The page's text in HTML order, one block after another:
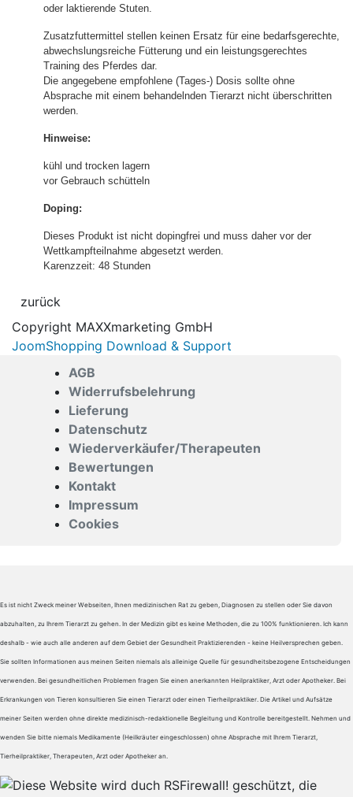
oder laktierende Stuten.
Zusatzfuttermittel stellen keinen Ersatz für eine bedarfsgerechte,
abwechslungsreiche Fütterung und ein leistungsgerechtes
Training des Pferdes dar.
Die angegebene empfohlene (Tages-) Dosis sollte ohne
Absprache mit einem behandelnden Tierarzt nicht überschritten
werden.
Hinweise:
kühl und trocken lagern
vor Gebrauch schütteln
Doping:
Dieses Produkt ist nicht dopingfrei und muss daher vor der
Wettkampfteilnahme abgesetzt werden.
Karenzzeit: 48 Stunden
Copyright MAXXmarketing GmbH
JoomShopping Download & Support
AGB
Widerrufsbelehrung
Lieferung
Datenschutz
Wiederverkäufer/Therapeuten
Bewertungen
Kontakt
Impressum
Cookies
Es ist nicht Zweck meiner Webseiten, Ihnen medizinischen Rat zu geben, Diagnosen zu stellen oder Sie davon
abzuhalten, zu Ihrem Tierarzt zu gehen. In der Medizin gibt es keine Methoden, die zu 100% funktionieren. Ich kann
deshalb - wie auch alle anderen auf dem Gebiet der Gesundheit Praktizierenden - keine Heilversprechen geben.
Sie sollten Informationen aus meinen Seiten niemals als alleinige Quelle für gesundheitsbezogene Entscheidungen
verwenden. Bei gesundheitlichen Problemen fragen Sie einen anerkannten Heilpraktiker, Arzt oder Apotheker. Bei
Erkrankungen von Tieren konsultieren Sie einen Tierarzt oder einen Tierheilpraktiker. Die Artikel und Aufsätze
meiner Seiten werden ohne direkte medizinisch-redaktionelle Begleitung und Kontrolle bereitgestellt. Nehmen und
wenden Sie bitte niemals Medikamente (Heilkräuter eingeschlossen) ohne Absprache mit Ihrem Tierarzt,
Tierheilpraktiker, Therapeuten, Arzt oder Apotheker an.